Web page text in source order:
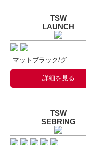
TSW
LAUNCH
マットブラック/グ...
詳細を見る
TSW
SEBRING